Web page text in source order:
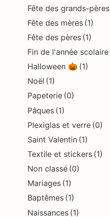
Fête des grands-pères
Fête des mères (1)
Fête des pères (1)
Fin de l'année scolaire
Halloween 🎃 (1)
Noël (1)
Papeterie (0)
Pâques (1)
Plexiglas et verre (0)
Saint Valentin (1)
Textile et stickers (1)
Non classé (0)
Mariages (1)
Baptêmes (1)
Naissances (1)